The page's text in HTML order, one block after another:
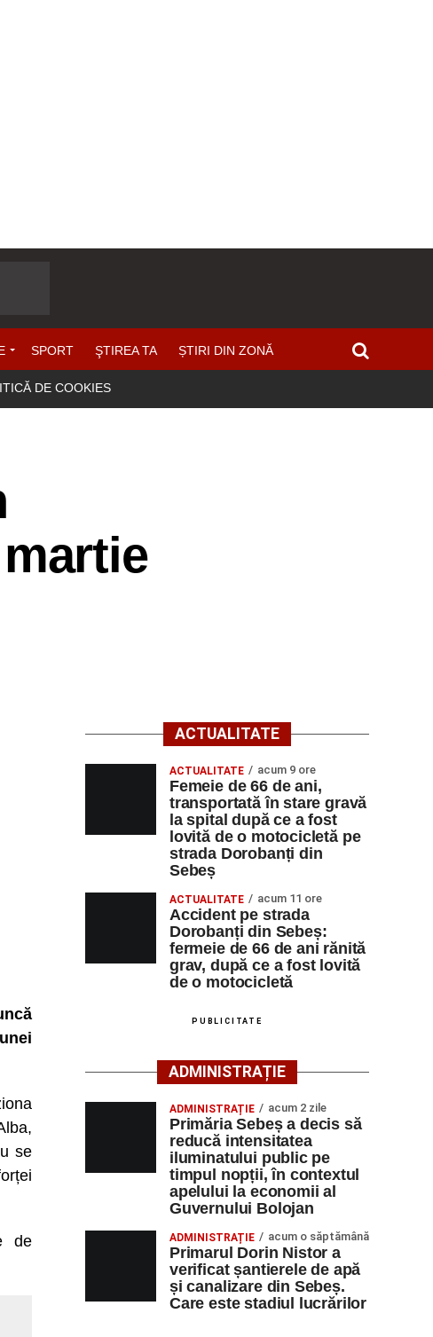
SPORT ŞTIREA TA ȘTIRI DIN ZONĂ
DE COOKIES
se
de
ACTUALITATE
ACTUALITATE acum 9 ore
Femeie de 66 de ani,
transportată în stare gravă
la spital după ce a fost
lovită de o motocicletă pe
strada Dorobanți din
Sebeș
ACTUALITATE acum 11 ore
Accident pe strada
Dorobanți din Sebeș:
fermeie de 66 de ani rănită
grav, după ce a fost lovită
de o motocicletă
PUBLICITATE
ADMINISTRAȚIE
ADMINISTRAȚIE acum 2 zile
Primăria Sebeș a decis să
reducă intensitatea
iluminatului public pe
timpul nopții, în contextul
apelului la economii al
Guvernului Bolojan
ADMINISTRAȚIE acum o săptămână
Primarul Dorin Nistor a
verificat șantierele de apă
și canalizare din Sebeș.
Care este stadiul lucrărilor